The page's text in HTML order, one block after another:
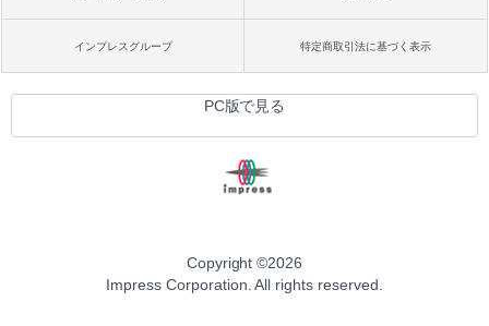
インプレスグループ 特定商取引法に基づく表示
PC版で見る
Copyright ©2026
Impress Corporation. All rights reserved.